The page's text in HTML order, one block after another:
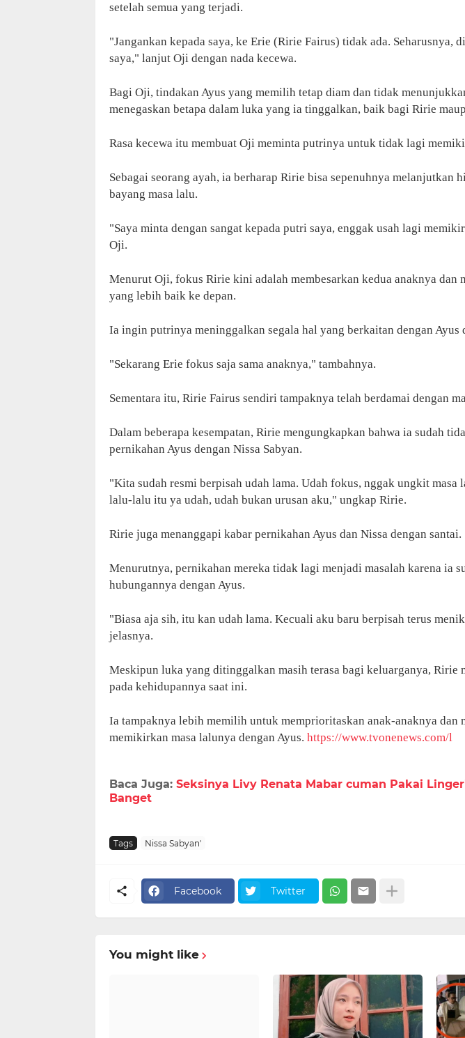
setelah semua yang terjadi.
"Jangankan kepada saya, ke Erie (Ririe Fairus) tidak ada. Seharusnya,
saya," lanjut Oji dengan nada kecewa.
Bagi Oji, tindakan Ayus yang memilih tetap diam dan tidak
menegaskan betapa dalam luka yang ia tinggalkan, baik bagi Ririe
Rasa kecewa itu membuat Oji meminta putrinya untuk tidak lagi
Sebagai seorang ayah, ia berharap Ririe bisa sepenuhnya melanjutkan
bayang masa lalu.
"Saya minta dengan sangat kepada putri saya, enggak usah lagi
Oji.
Menurut Oji, fokus Ririe kini adalah membesarkan kedua anaknya dan
yang lebih baik ke depan.
Ia ingin putrinya meninggalkan segala hal yang berkaitan dengan Ayus
"Sekarang Erie fokus saja sama anaknya," tambahnya.
Sementara itu, Ririe Fairus sendiri tampaknya telah berdamai dengan
Dalam beberapa kesempatan, Ririe mengungkapkan bahwa ia sudah
pernikahan Ayus dengan Nissa Sabyan.
"Kita sudah resmi berpisah udah lama. Udah fokus, nggak ungkit masa
lalu-lalu itu ya udah, udah bukan urusan aku," ungkap Ririe.
Ririe juga menanggapi kabar pernikahan Ayus dan Nissa dengan santai.
Menurutnya, pernikahan mereka tidak lagi menjadi masalah karena ia
hubungannya dengan Ayus.
"Biasa aja sih, itu kan udah lama. Kecuali aku baru berpisah terus
jelasnya.
Meskipun luka yang ditinggalkan masih terasa bagi keluarganya, Ririe
pada kehidupannya saat ini.
Ia tampaknya lebih memilih untuk memprioritaskan anak-anaknya dan
memikirkan masa lalunya dengan Ayus. https://www.tvonenews.com/l
Baca Juga: Seksinya Livy Renata Mabar cuman Pakai
Banget
Tags Nissa Sabyan'
Facebook Twitter
You might like